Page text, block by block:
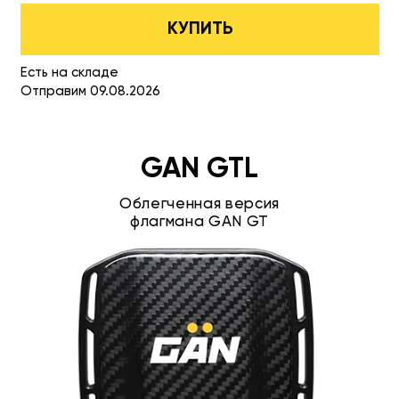
КУПИТЬ
Есть на складе
Отправим 09.08.2026
GAN GTL
Облегченная версия
флагмана GAN GT